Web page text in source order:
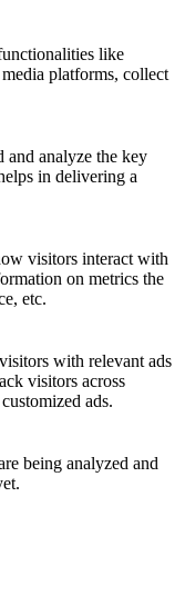
like
platforms, collect
and analyze the key
in delivering a
visitors interact with
on metrics the
etc.
with relevant ads
visitors across
ads.
being analyzed and